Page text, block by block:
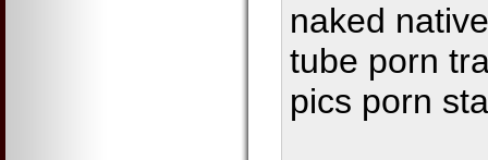
naked
tube porn
pics porn